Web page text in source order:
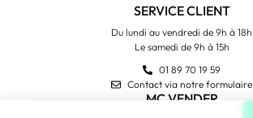
SERVICE CLIENT
Du lundi au vendredi de 9h à 18h
Le samedi de 9h à 15h
01 89 70 19 59
Contact via notre formulaire
MC VENDER